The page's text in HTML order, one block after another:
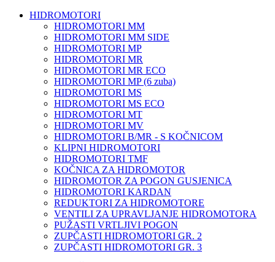
HIDROMOTORI
HIDROMOTORI MM
HIDROMOTORI MM SIDE
HIDROMOTORI MP
HIDROMOTORI MR
HIDROMOTORI MR ECO
HIDROMOTORI MP (6 zuba)
HIDROMOTORI MS
HIDROMOTORI MS ECO
HIDROMOTORI MT
HIDROMOTORI MV
HIDROMOTORI B/MR - S KOČNICOM
KLIPNI HIDROMOTORI
HIDROMOTORI TMF
KOČNICA ZA HIDROMOTOR
HIDROMOTOR ZA POGON GUSJENICA
HIDROMOTORI KARDAN
REDUKTORI ZA HIDROMOTORE
VENTILI ZA UPRAVLJANJE HIDROMOTORA
PUŽASTI VRTLJIVI POGON
ZUPČASTI HIDROMOTORI GR. 2
ZUPČASTI HIDROMOTORI GR. 3